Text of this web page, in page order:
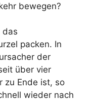
bewegen?
das
packen. In
der
über vier
zu Ende ist, so
wieder nach